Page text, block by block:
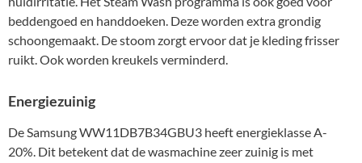
beddengoed en handdoeken. Deze worden extra grondig
schoongemaakt. De stoom zorgt ervoor dat je kleding frisser
ruikt. Ook worden kreukels verminderd.
Energiezuinig
De Samsung WW11DB7B34GBU3 heeft energieklasse A-
20%. Dit betekent dat de wasmachine zeer zuinig is met